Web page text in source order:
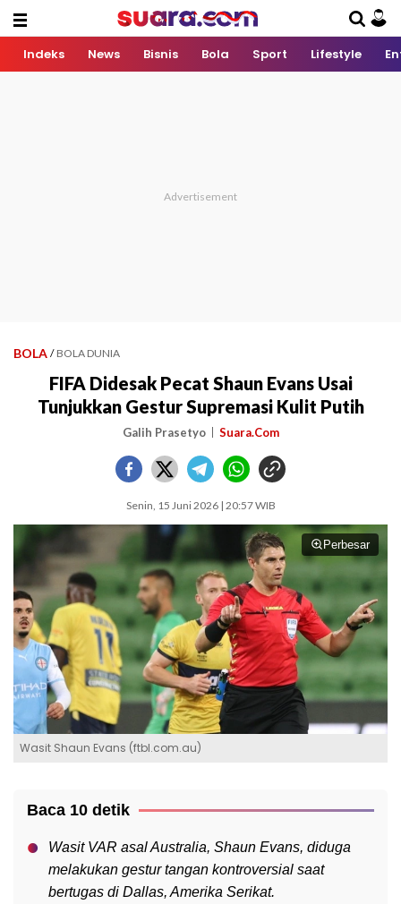
Indeks News Bisnis Bola Sport Lifestyle
BOLA / BOLA DUNIA
FIFA Didesak Pecat Shaun Evans Usai
Tunjukkan Gestur Supremasi Kulit Putih
Galih Prasetyo Suara.Com
Senin, 15 Juni 2026 | 20:57 WIB
Perbesar
Wasit Shaun Evans (ftbl.com.au)
Baca 10 detik
Wasit VAR asal Australia, Shaun Evans, diduga
melakukan gestur tangan kontroversial saat
bertugas di Dallas, Amerika Serikat.